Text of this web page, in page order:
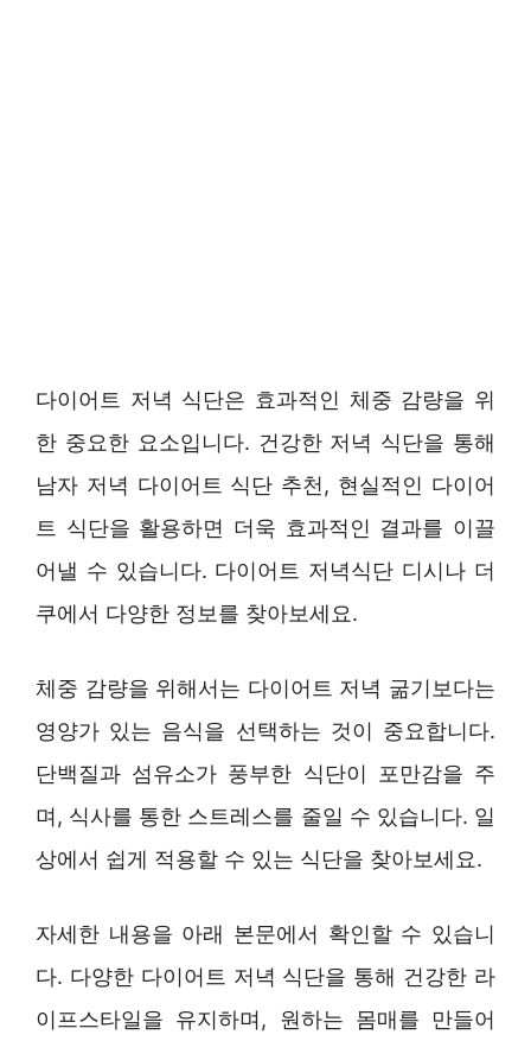
다이어트 저녁 식단은 효과적인 체중 감량을 위
한 중요한 요소입니다. 건강한 저녁 식단을 통해
남자 저녁 다이어트 식단 추천, 현실적인 다이어
트 식단을 활용하면 더욱 효과적인 결과를 이끌
어낼 수 있습니다. 다이어트 저녁식단 디시나 더
쿠에서 다양한 정보를 찾아보세요.
체중 감량을 위해서는 다이어트 저녁 굶기보다는
영양가 있는 음식을 선택하는 것이 중요합니다.
단백질과 섬유소가 풍부한 식단이 포만감을 주
며, 식사를 통한 스트레스를 줄일 수 있습니다. 일
상에서 쉽게 적용할 수 있는 식단을 찾아보세요.
자세한 내용을 아래 본문에서 확인할 수 있습니
다. 다양한 다이어트 저녁 식단을 통해 건강한 라
이프스타일을 유지하며, 원하는 몸매를 만들어